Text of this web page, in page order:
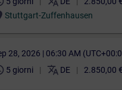
Stuttgart-Zuffenhausen
28, 2026 | 06:30 AM
5 giorni translate DE 2.850,00 €